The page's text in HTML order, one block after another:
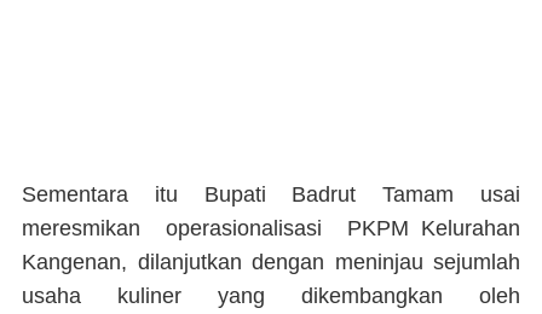
Sementara itu Bupati Badrut Tamam usai
meresmikan operasionalisasi PKPM Kelurahan
Kangenan, dilanjutkan dengan meninjau sejumlah
usaha kuliner yang dikembangkan oleh